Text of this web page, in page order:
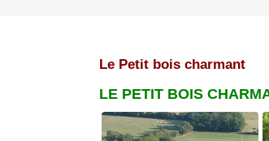
Le Petit bois charmant
LE PETIT BOIS